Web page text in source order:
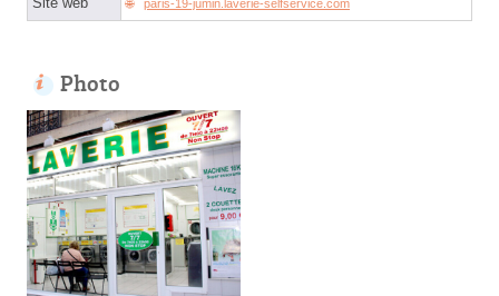
paris-19-jumin.laverie-selfservice.com
Photo